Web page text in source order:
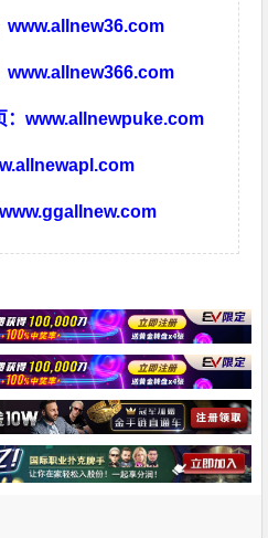
www.allnew36.com
www.allnew366.com
：www.allnewpuke.com
www.ggallnew.com